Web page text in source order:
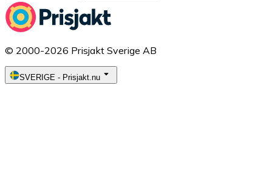
© 2000-2026 Prisjakt Sverige AB
SVERIGE - Prisjakt.nu